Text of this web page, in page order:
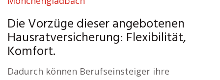
Die Vorzüge dieser angebotenen
Hausratversicherung: Flexibilität,
Komfort.
Dadurch können Berufseinsteiger ihre